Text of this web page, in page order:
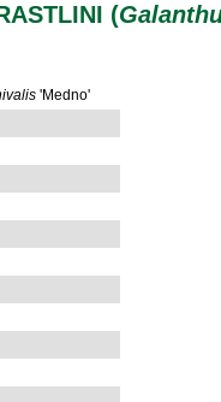
(
'Medno'